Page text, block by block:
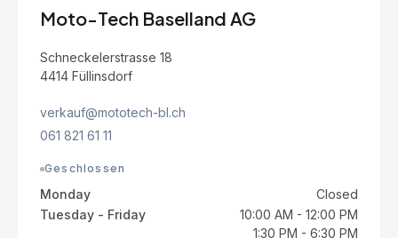
Moto-Tech Baselland AG
Schneckelerstrasse 18
4414 Füllinsdorf
verkauf@mototech-bl.ch
061 821 61 11
Geschlossen
Monday
Closed
Tuesday - Friday
10:00 AM - 12:00 PM
1:30 PM - 6:30 PM